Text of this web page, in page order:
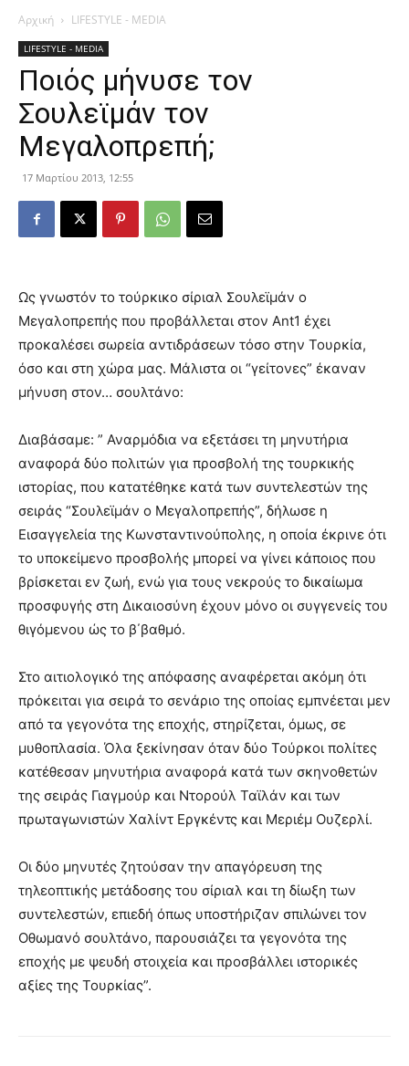
Αρχική LIFESTYLE - MEDIA
LIFESTYLE - MEDIA
Ποιός μήνυσε τον
Σουλεϊμάν τον
Μεγαλοπρεπή;
17 Μαρτίου 2013, 12:55
Ως γνωστόν το τούρκικο σίριαλ Σουλεϊμάν ο
Μεγαλοπρεπής που προβάλλεται στον Ant1 έχει
προκαλέσει σωρεία αντιδράσεων τόσο στην Τουρκία,
όσο και στη χώρα μας. Μάλιστα οι “γείτονες” έκαναν
μήνυση στον… σουλτάνο:
Διαβάσαμε: ” Αναρμόδια να εξετάσει τη μηνυτήρια
αναφορά δύο πολιτών για προσβολή της τουρκικής
ιστορίας, που κατατέθηκε κατά των συντελεστών της
σειράς “Σουλεϊμάν ο Μεγαλοπρεπής”, δήλωσε η
Εισαγγελεία της Κωνσταντινούπολης, η οποία έκρινε ότι
το υποκείμενο προσβολής μπορεί να γίνει κάποιος που
βρίσκεται εν ζωή, ενώ για τους νεκρούς το δικαίωμα
προσφυγής στη Δικαιοσύνη έχουν μόνο οι συγγενείς του
θιγόμενου ώς το β΄βαθμό.
Στο αιτιολογικό της απόφασης αναφέρεται ακόμη ότι
πρόκειται για σειρά το σενάριο της οποίας εμπνέεται μεν
από τα γεγονότα της εποχής, στηρίζεται, όμως, σε
μυθοπλασία. Όλα ξεκίνησαν όταν δύο Τούρκοι πολίτες
κατέθεσαν μηνυτήρια αναφορά κατά των σκηνοθετών
της σειράς Γιαγμούρ και Ντορούλ Ταϊλάν και των
πρωταγωνιστών Χαλίντ Εργκέντς και Μεριέμ Ουζερλί.
Οι δύο μηνυτές ζητούσαν την απαγόρευση της
τηλεοπτικής μετάδοσης του σίριαλ και τη δίωξη των
συντελεστών, επιεδή όπως υποστήριζαν σπιλώνει τον
Οθωμανό σουλτάνο, παρουσιάζει τα γεγονότα της
εποχής με ψευδή στοιχεία και προσβάλλει ιστορικές
αξίες της Τουρκίας”.